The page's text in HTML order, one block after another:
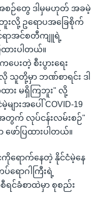
ဉ်တွေ ဒါမှမဟုတ် အခမဲ့
ဘူးလို့ ဥရောပအခြေစိုက်
င်ရာအင်စတီကျူရဲ့
ထားပါတယ်။
ေးတဲ့ စီးပွားရေး
တို့မှာ ဘဏ်စာရင်း ဒါ
ား မရှိကြဘူး" လို့
ျားအပေါ် COVID-19
တွက် လုပ်ငန်းလမ်းစဉ်"
ော်ပြထားပါတယ်။
ကိုရောက်နေတဲ့ နိုင်ငံမဲ့နေ
ောဂါကြီးရဲ့
ခံစာထဲမှာ စုစည်း